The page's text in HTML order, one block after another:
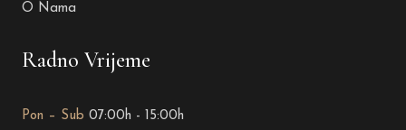
O Nama
Radno Vrijeme
Pon – Sub 07:00h - 15:00h